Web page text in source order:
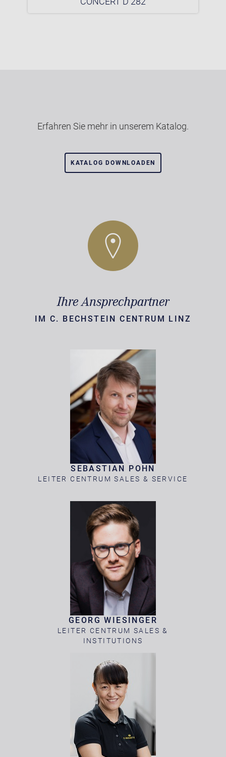
Erfahren Sie mehr in unserem Katalog.
KATALOG DOWNLOADEN
Ihre Ansprechpartner
IM C. BECHSTEIN CENTRUM LINZ
SEBASTIAN POHN
LEITER CENTRUM SALES & SERVICE
GEORG WIESINGER
LEITER CENTRUM SALES &
INSTITUTIONS